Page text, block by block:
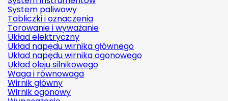
System paliwowy
Tabliczki i oznaczenia
Torowanie i wyważanie
Układ elektryczny
Układ napędu wirnika głównego
Układ napędu wirnika ogonowego
Układ oleju silnikowego
Waga i równowaga
Wirnik główny
Wirnik ogonowy